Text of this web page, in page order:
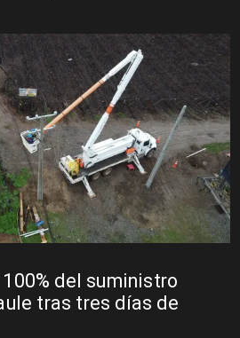
del suministro
tras tres días de